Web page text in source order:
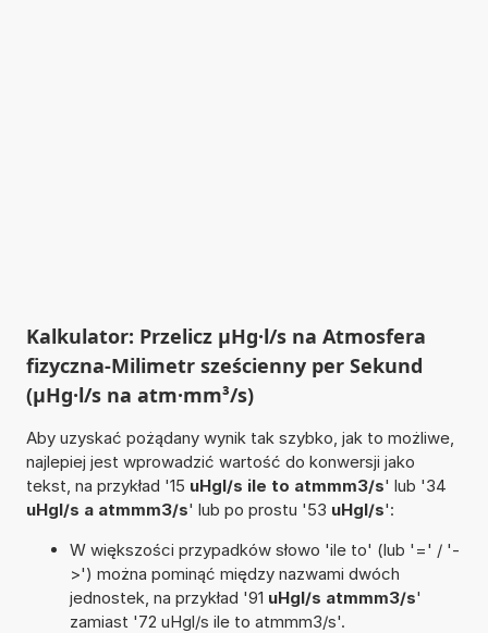
Kalkulator: Przelicz µHg·l/s na Atmosfera
fizyczna-Milimetr sześcienny per Sekund
(µHg·l/s na atm·mm³/s)
Aby uzyskać pożądany wynik tak szybko, jak to możliwe,
najlepiej jest wprowadzić wartość do konwersji jako
tekst, na przykład '15 uHgl/s ile to atmmm3/s' lub '34
uHgl/s a atmmm3/s' lub po prostu '53 uHgl/s':
W większości przypadków słowo 'ile to' (lub '=' / '-
>') można pominąć między nazwami dwóch
jednostek, na przykład '91 uHgl/s atmmm3/s'
zamiast '72 uHgl/s ile to atmmm3/s'.